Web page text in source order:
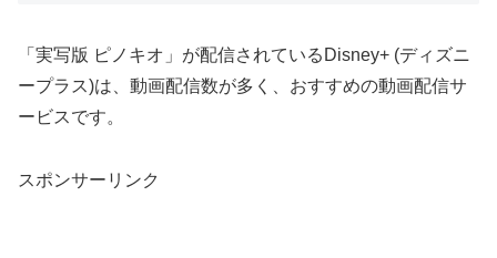
「実写版 ピノキオ」が配信されているDisney+ (ディズニ
ープラス)は、動画配信数が多く、おすすめの動画配信サ
ービスです。
スポンサーリンク